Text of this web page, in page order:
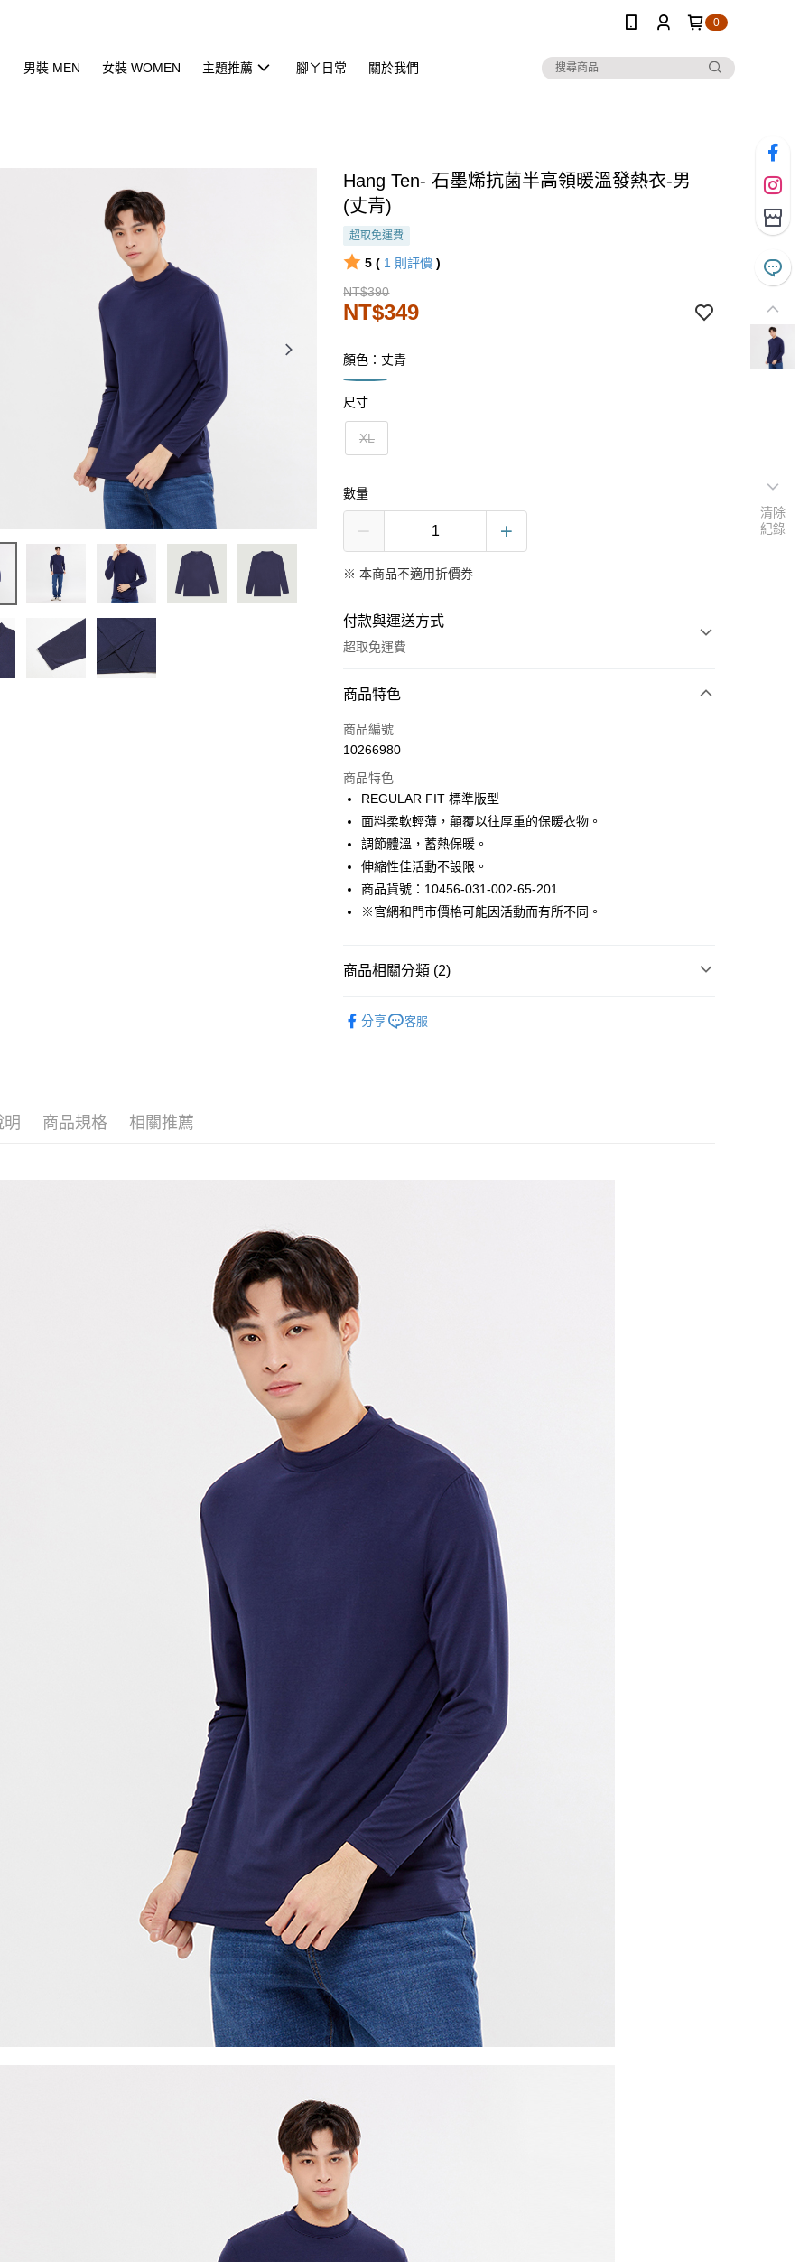
0
男裝 MEN 女裝 WOMEN 主題推薦 腳ㄚ日常 關於我們
Hang Ten- 石墨烯抗菌半高領暖溫發熱衣-男
(丈青)
超取免運費
5 ( 1 則評價 )
NT$390
NT$349
顏色：丈青
尺寸
XL
數量
※ 本商品不適用折價券
付款與運送方式
超取免運費
付款方式
信用卡一次付款
Apple Pay
街口支付
悠遊付
Google Pay
付款後全家取貨
每筆NT$130，滿NT$1,000(含以上)免運費
商品特色
商品編號
10266980
商品特色
REGULAR FIT 標準版型
面料柔軟輕薄，顛覆以往厚重的保暖衣物。
調節體溫，蓄熱保暖。
伸縮性佳活動不設限。
商品貨號：10456-031-002-65-201
※官網和門市價格可能因活動而有所不同。
商品相關分類 (2)
分享 客服
明 商品規格 相關推薦
清除
紀錄